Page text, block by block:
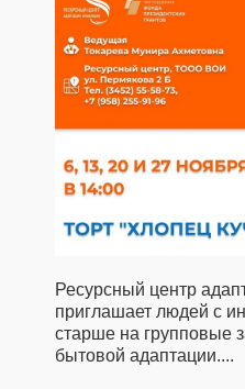
Ресурсный центр
приглашает людей с
старше на групповые
бытовой адаптации....